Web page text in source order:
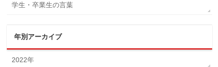
学生・卒業生の言葉
年別アーカイブ
2022年